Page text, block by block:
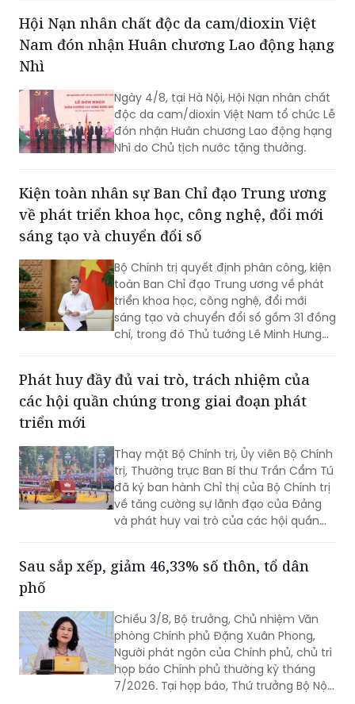
Nhì
Ngày 4/8, tại Hà Nội, Hội Nạn nhân chất
đón nhận Huân chương Lao động hạng
Nhì do Chủ tịch nước tặng thưởng.
Kiện toàn nhân sự Ban Chỉ đạo Trung ương
sáng tạo và chuyển đổi số
Bộ Chính trị quyết định phân công, kiện
toàn Ban Chỉ đạo Trung ương về phát
triển khoa học, công nghệ, đổi mới
sáng tạo và chuyển đổi số gồm 31 đồng
chí, trong đó Thủ tướng Lê Minh Hưng
làm Trưởng Ban.
Phát huy đầy đủ vai trò, trách nhiệm của
triển mới
Thay mặt Bộ Chính trị, Ủy viên Bộ Chính
đã ký ban hành Chỉ thị của Bộ Chính trị
về tăng cường sự lãnh đạo của Đảng
và phát huy vai trò của các hội quần
chúng trong giai đoạn phát triển mới
(Chỉ thị số 11-CT/TW)
Sau sắp xếp, giảm 46,33% số thôn, tổ dân
Chiều 3/8, Bộ trưởng, Chủ nhiệm Văn
Người phát ngôn của Chính phủ, chủ trì
họp báo Chính phủ thường kỳ tháng
7/2026. Tại họp báo, Thứ trưởng Bộ Nội
vụ Nguyễn Thị Hà đã thông tin về kết
quả sắp xếp các thôn, tổ dân phố trên
toàn quốc.
Quốc hội phê chuẩn bổ nhiệm ông Nguyễn